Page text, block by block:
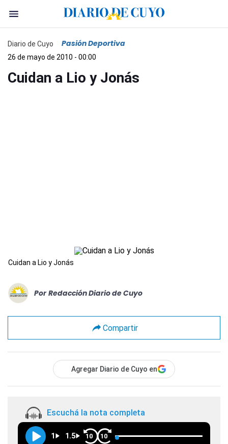
Diario de Cuyo Pasión Deportiva
26 de mayo de 2010 - 00:00
Cuidan a Lio y Jonás
Cuidan a Lio y Jonás
Por Redacción Diario de Cuyo
Compartir
Agregar Diario de Cuyo en
Escuchá la nota completa
1 1.5 10 10